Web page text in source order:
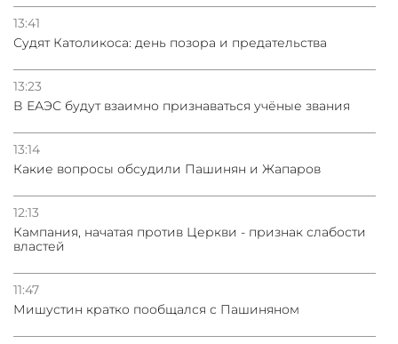
13:41
Судят Католикоса: день позора и предательства
13:23
В ЕАЭС будут взаимно признаваться учёные звания
13:14
Какие вопросы обсудили Пашинян и Жапаров
12:13
Кампания, начатая против Церкви - признак слабости
властей
11:47
Мишустин кратко пообщался с Пашиняном